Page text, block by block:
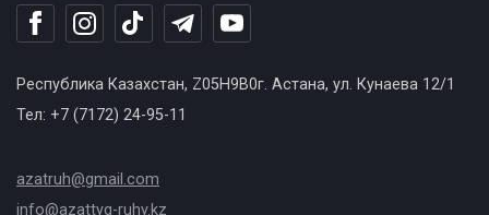
Республика Казахстан, Z05H9B0г. Астана, ул. Кунаева 12/1
Тел: +7 (7172) 24-95-11
azatruh@gmail.com
info@azattyq-ruhy.kz